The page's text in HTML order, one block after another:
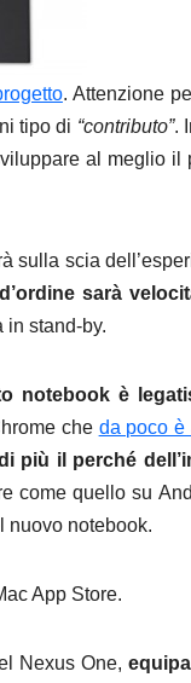
. Attenzione
tipo di “contributo”.
al meglio il
sulla scia
sarà
in stand-by.
notebook è
che da poco è
più il perché
come quello su
nuovo notebook.
App Store.
Nexus One,